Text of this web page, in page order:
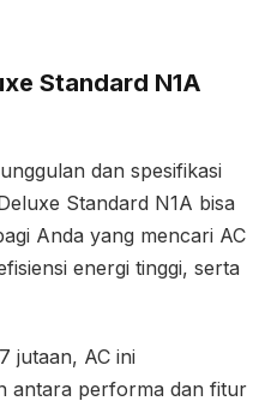
Standard N1A
dan spesifikasi
Standard N1A bisa
Anda yang mencari AC
energi tinggi, serta
jutaan, AC ini
antara performa dan fitur